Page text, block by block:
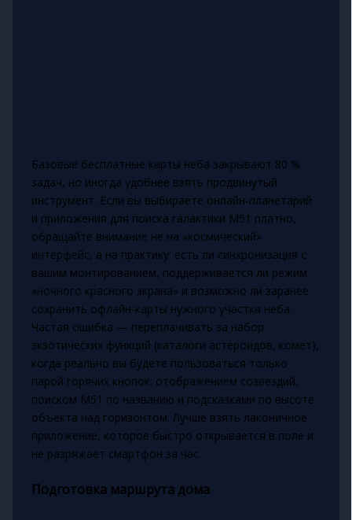
Базовые бесплатные карты неба закрывают 80 %
задач, но иногда удобнее взять продвинутый
инструмент. Если вы выбираете онлайн-планетарий
и приложения для поиска галактики М51 платно,
обращайте внимание не на «космический»
интерфейс, а на практику: есть ли синхронизация с
вашим монтированием, поддерживается ли режим
«ночного красного экрана» и возможно ли заранее
сохранить офлайн-карты нужного участка неба.
Частая ошибка — переплачивать за набор
экзотических функций (каталоги астероидов, комет),
когда реально вы будете пользоваться только
парой горячих кнопок: отображением созвездий,
поиском М51 по названию и подсказками по высоте
объекта над горизонтом. Лучше взять лаконичное
приложение, которое быстро открывается в поле и
не разряжает смартфон за час.
Подготовка маршрута дома